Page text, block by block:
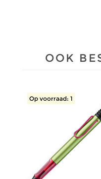
OOK
Op voorraad: 1